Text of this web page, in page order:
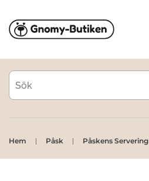
Skip to main content
Hem Påsk Påskens Servering